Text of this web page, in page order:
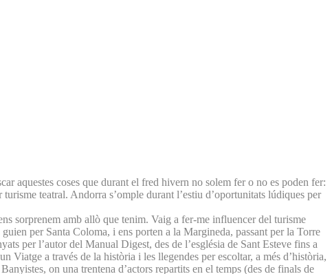
aquestes coses que durant el fred hivern no solem fer o no es poden fer:
teatral. Andorra s’omple durant l’estiu d’oportunitats lúdiques per
sorprenem amb allò que tenim. Vaig a fer-me influencer del turisme
per Santa Coloma, i ens porten a la Margineda, passant per la Torre
per l’autor del Manual Digest, des de l’església de Sant Esteve fins a
Viatge a través de la història i les llegendes per escoltar, a més d’història,
on una trentena d’actors repartits en el temps (des de finals de